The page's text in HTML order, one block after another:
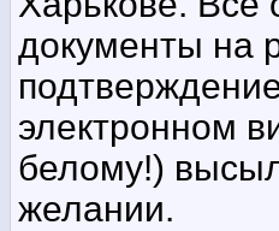
документы на
электронном
белому!)
желании.